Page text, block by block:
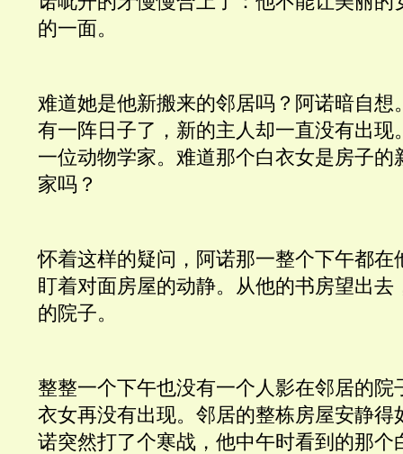
的一面。
难道她是他新搬来的邻居吗？阿诺暗自想
有一阵日子了，新的主人却一直没有出现
一位动物学家。难道那个白衣女是房子的
家吗？
怀着这样的疑问，阿诺那一整个下午都在
盯着对面房屋的动静。从他的书房望出去
的院子。
整整一个下午也没有一个人影在邻居的院
衣女再没有出现。邻居的整栋房屋安静得
诺突然打了个寒战，他中午时看到的那个